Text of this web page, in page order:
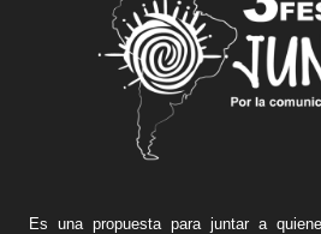
Es una propuesta para juntar a